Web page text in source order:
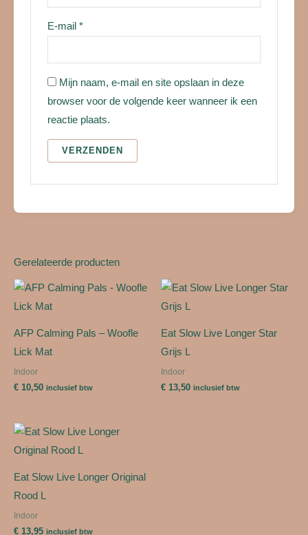
E-mail*
Mijn naam, e-mail en site opslaan in deze
browser voor de volgende keer wanneer ik een
reactie plaats.
Gerelateerde producten
AFP Calming Pals – Woofle
Lick Mat
Indoor
€ 10,50 inclusief btw
Eat Slow Live Longer Star
Grijs L
Indoor
€ 13,50 inclusief btw
Eat Slow Live Longer Original
Rood L
Indoor
€ 13,95 inclusief btw